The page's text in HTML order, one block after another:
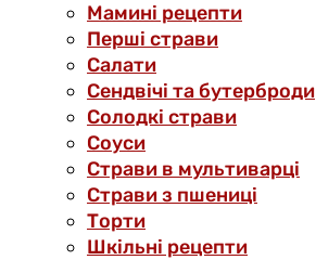
Мамині рецепти
Перші страви
Салати
Сендвічі та бутерброди
Солодкі страви
Соуси
Страви в мультиварці
Страви з пшениці
Торти
Шкільні рецепти